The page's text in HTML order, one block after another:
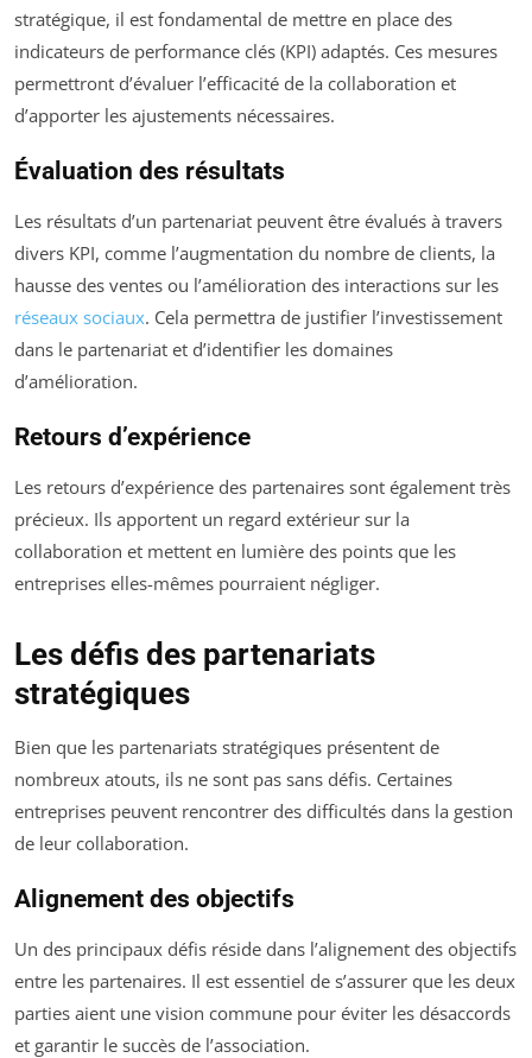
stratégique, il est fondamental de mettre en place des
indicateurs de performance clés (KPI) adaptés. Ces mesures
permettront d’évaluer l’efficacité de la collaboration et
d’apporter les ajustements nécessaires.
Évaluation des résultats
Les résultats d’un partenariat peuvent être évalués à travers
divers KPI, comme l’augmentation du nombre de clients, la
hausse des ventes ou l’amélioration des interactions sur les
réseaux sociaux. Cela permettra de justifier l’investissement
dans le partenariat et d’identifier les domaines
d’amélioration.
Retours d’expérience
Les retours d’expérience des partenaires sont également très
précieux. Ils apportent un regard extérieur sur la
collaboration et mettent en lumière des points que les
entreprises elles-mêmes pourraient négliger.
Les défis des partenariats
stratégiques
Bien que les partenariats stratégiques présentent de
nombreux atouts, ils ne sont pas sans défis. Certaines
entreprises peuvent rencontrer des difficultés dans la gestion
de leur collaboration.
Alignement des objectifs
Un des principaux défis réside dans l’alignement des objectifs
entre les partenaires. Il est essentiel de s’assurer que les deux
parties aient une vision commune pour éviter les désaccords
et garantir le succès de l’association.